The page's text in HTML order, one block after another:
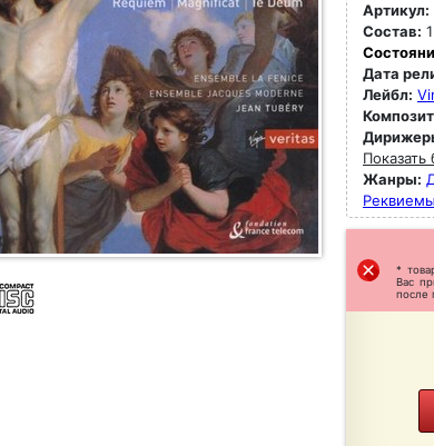
Артикул:
Состав:
Дата
Лейбл:
Жанры:
*
Вас
после